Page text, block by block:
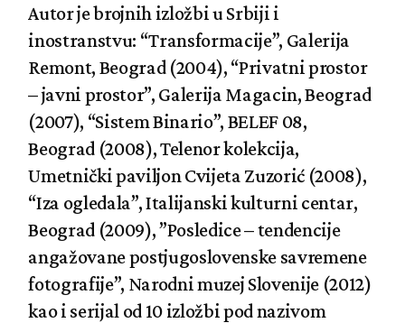
Autor je brojnih izložbi u Srbiji i
inostranstvu: “Transformacije”, Galerija
Remont, Beograd (2004), “Privatni prostor
– javni prostor”, Galerija Magacin, Beograd
(2007), “Sistem Binario”, BELEF 08,
Beograd (2008), Telenor kolekcija,
Umetnički paviljon Cvijeta Zuzorić (2008),
“Iza ogledala”, Italijanski kulturni centar,
Beograd (2009), ”Posledice – tendencije
angažovane postjugoslovenske savremene
fotografije”, Narodni muzej Slovenije (2012)
kao i serijal od 10 izložbi pod nazivom